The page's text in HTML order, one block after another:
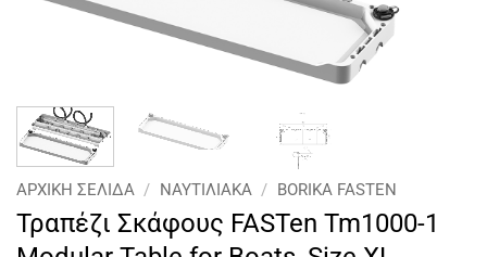
ΑΡΧΙΚΉ ΣΕΛΊΔΑ / ΝΑΥΤΙΛΙΑΚΑ / BORIKA FASTEN
Τραπέζι Σκάφους FASTen Tm1000-1